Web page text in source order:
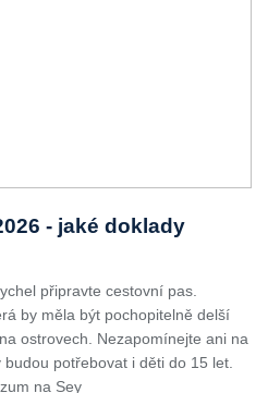
- jaké doklady
připravte cestovní pas.
by měla být pochopitelně delší
ostrovech. Nezapomínejte ani na
potřebovat i děti do 15 let.
na Sey